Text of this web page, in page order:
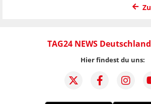
TAG24 NEWS
Hier findest du uns: